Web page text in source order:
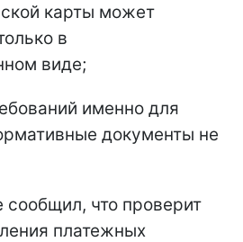
карты может
в
виде;
именно для
документы не
сообщил, что проверит
платежных